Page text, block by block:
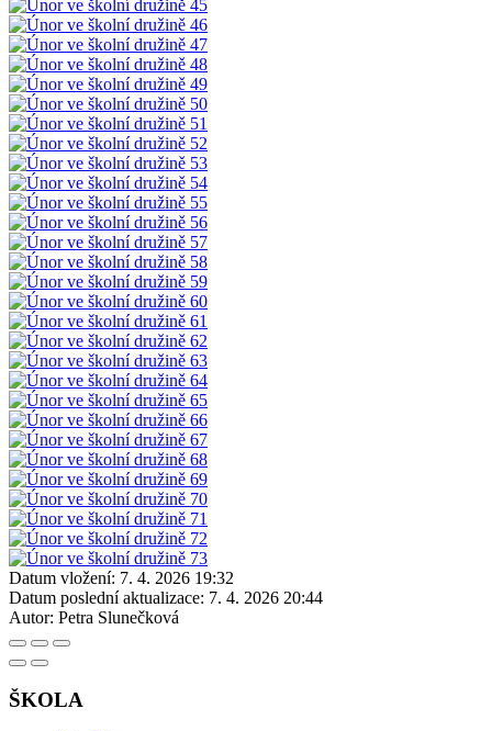
Datum vložení: 7. 4. 2026 19:32
Datum poslední aktualizace: 7. 4. 2026 20:44
Autor: Petra Slunečková
ŠKOLA